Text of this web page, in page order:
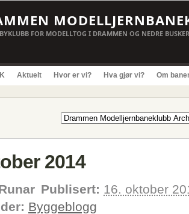
FOR MODELLTOG I DRAMMEN OG NEDRE
Aktuelt Hvor er vi? Hva gjør vi? Om
2014
Publisert: 16. oktober
Byggeblogg